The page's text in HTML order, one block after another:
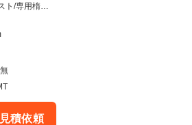
接続純正色イモライエロー 4200ccV8EG/420PS パンチングレザーステア＆シフトノブ専用アルミペダル＆フットレスト/専用楕円エキゾースト カーボンEGカバー H22~R5正規D記録簿13枚 取説保S鍵
積依頼